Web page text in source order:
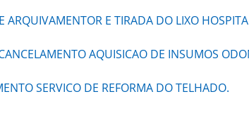
E TIRADA DO LIXO
AQUISICAO DE INSUMOS
SERVICO DE REFORMA DO TELHADO.